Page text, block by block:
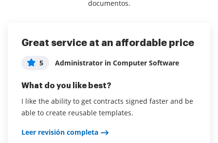
documentos.
Great service at an affordable price
5 Administrator in Computer Software
What do you like best?
I like the ability to get contracts signed faster and be
able to create reusable templates.
Leer revisión completa
Seamless, efficient
5 Administrator in Higher Education
What do you like best?
Prevents having to chase papers around to multiple
signers, makes coordinating contracts streamlined
airSlate SignNow has taken the
pain away from signing process
What do you like best?
Easy to use interface, ability to request signatures in
external applications with the help of Zapier